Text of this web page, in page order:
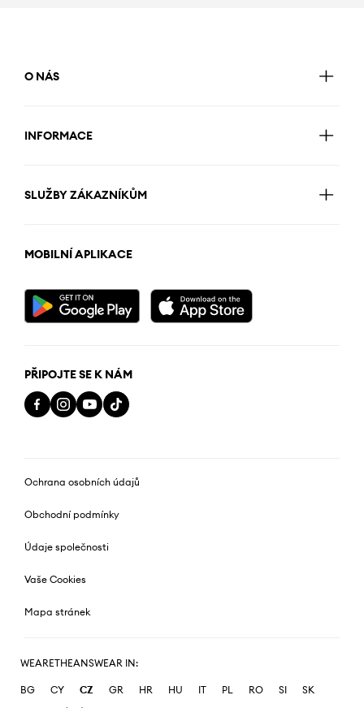
O NÁS
INFORMACE
SLUŽBY ZÁKAZNÍKŮM
MOBILNÍ APLIKACE
PŘIPOJTE SE K NÁM
Ochrana osobních údajů
Obchodní podmínky
Údaje společnosti
Vaše Cookies
Mapa stránek
WEARETHEANSWEAR IN:
BG CY CZ GR HR HU IT PL RO SI
SK